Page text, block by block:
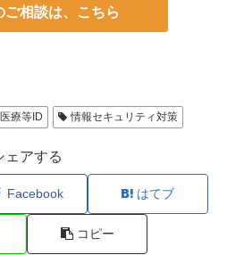
ご相談は、こちら
医療等ID 情報セキュリティ対策
ェアする
Facebook はてブ
コピー